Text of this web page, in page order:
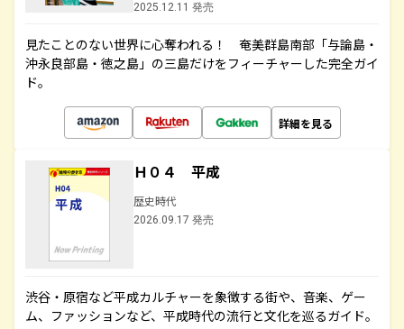
2025.12.11 発売
見たことのない世界に心奪われる！ 奄美群島南部「与論島・
沖永良部島・徳之島」の三島だけをフィーチャーした完全ガイ
ド。
詳細を見る
Ｈ０４ 平成
歴史時代
2026.09.17 発売
渋谷・原宿など平成カルチャーを象徴する街や、音楽、ゲー
ム、ファッションなど、平成時代の流行と文化を巡るガイド。